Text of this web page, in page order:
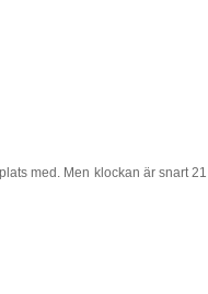
med. Men klockan är snart 21